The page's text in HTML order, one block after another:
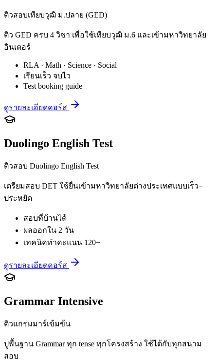
ติวสอบเทียบวุฒิ ม.ปลาย (GED)
ติว GED ครบ 4 วิชา เพื่อใช้เทียบวุฒิ ม.6 และเข้ามหาวิทยาลัย
อินเตอร์
RLA · Math · Science · Social
เรียนเร็ว จบไว
Test booking guide
ดูรายละเอียดคอร์ส
Duolingo English Test
ติวสอบ Duolingo English Test
เตรียมสอบ DET ใช้ยื่นเข้ามหาวิทยาลัยต่างประเทศแบบเร็ว–
ประหยัด
สอบที่บ้านได้
ผลออกใน 2 วัน
เทคนิคทำคะแนน 120+
ดูรายละเอียดคอร์ส
Grammar Intensive
ติวแกรมมาร์เข้มข้น
ปูพื้นฐาน Grammar ทุก tense ทุกโครงสร้าง ใช้ได้กับทุกสนาม
สอบ